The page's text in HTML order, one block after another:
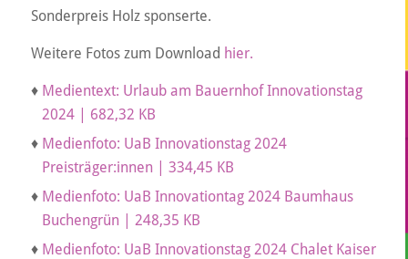
Sonderpreis Holz sponserte.
Weitere Fotos zum Download hier.
♦ Medientext: Urlaub am Bauernhof Innovationstag
2024 | 682,32 KB
♦ Medienfoto: UaB Innovationstag 2024
Preisträger:innen | 334,45 KB
♦ Medienfoto: UaB Innovationtag 2024 Baumhaus
Buchengrün | 248,35 KB
♦ Medienfoto: UaB Innovationstag 2024 Chalet Kaiser